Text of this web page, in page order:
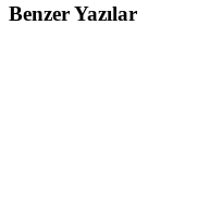
Benzer Yazılar